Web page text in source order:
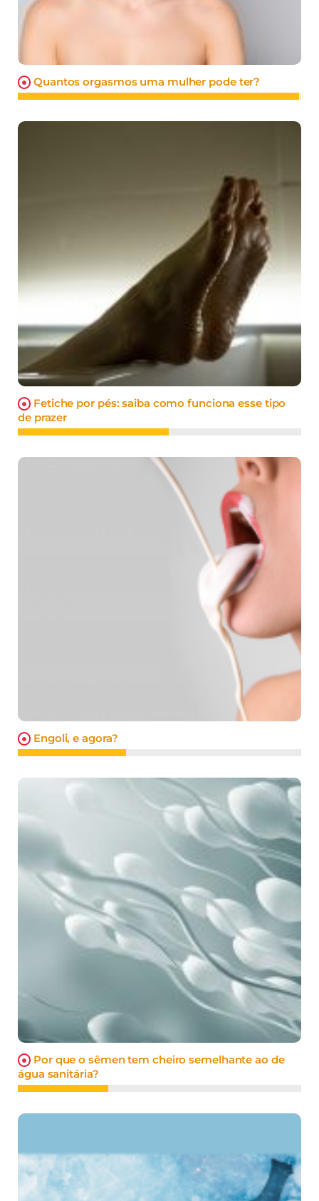
Quantos orgasmos uma mulher pode ter?
Fetiche por pés: saiba como funciona esse tipo
de prazer
Engoli, e agora?
Por que o sêmen tem cheiro semelhante ao de
água sanitária?